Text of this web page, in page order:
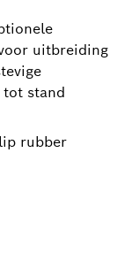
uitbreiding
stand
rubber